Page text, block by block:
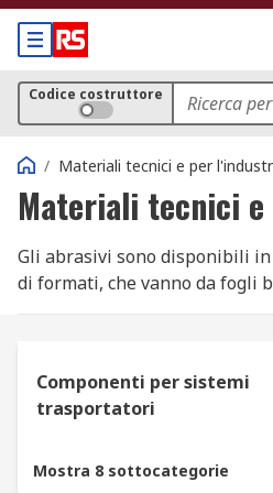
Codice costruttore
/ Materiali tecnici e per
Materiali tecnici
Gli abrasivi sono disponibili
di formati, che vanno da fogli
applicazioni e facilitano
finiti. Sebbene possano avere
stessa, ovvero rimuovere gli
Componenti per sistemi
trasportatori
Mostra 8 sottocategorie